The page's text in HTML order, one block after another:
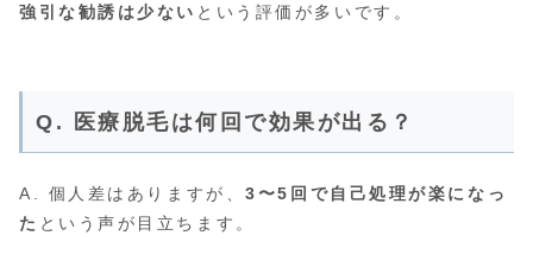
強引な勧誘は少ない という評価が多いです。
Q. 医療脱毛は何回で効果が出る？
A. 個人差はありますが、3〜5回で自己処理が楽になっ
た という声が目立ちます。